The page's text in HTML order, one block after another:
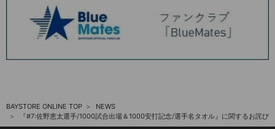
2026.03 (7)
2026.02 (6)
2025.11 (6)
BAYSTORE ONLINE TOP
NEWS
『#7:佐野恵太選手/1000試合出場＆1000安打記念/選手名タオル』に関するお詫び